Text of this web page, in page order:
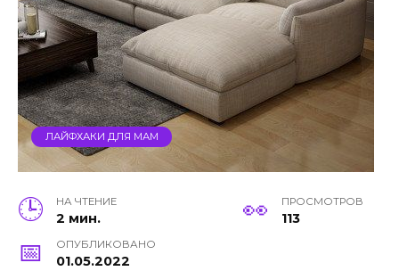
ЛАЙФХАКИ ДЛЯ МАМ
НА ЧТЕНИЕ
2 мин.
ПРОСМОТРОВ
113
ОПУБЛИКОВАНО
01.05.2022